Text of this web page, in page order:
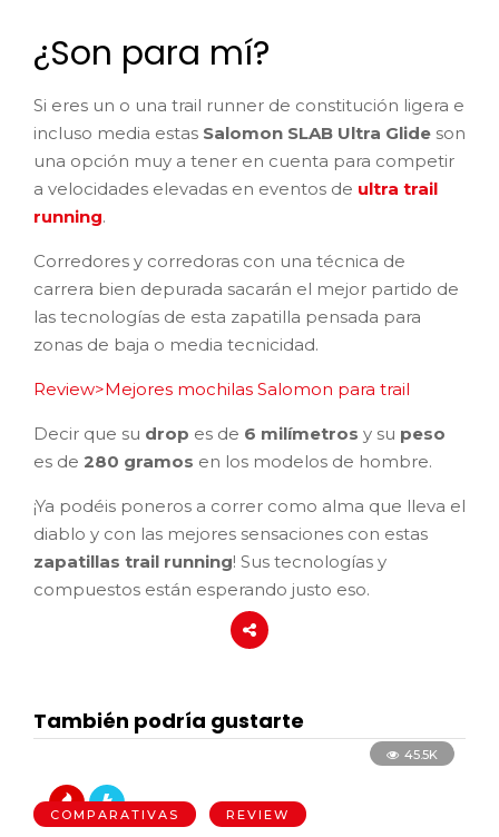
¿Son para mí?
Si eres un o una trail runner de constitución ligera e
incluso media estas Salomon SLAB Ultra Glide son
una opción muy a tener en cuenta para competir
a velocidades elevadas en eventos de ultra trail
running.
Corredores y corredoras con una técnica de
carrera bien depurada sacarán el mejor partido de
las tecnologías de esta zapatilla pensada para
zonas de baja o media tecnicidad.
Review>Mejores mochilas Salomon para trail
Decir que su drop es de 6 milímetros y su peso
es de 280 gramos en los modelos de hombre.
¡Ya podéis poneros a correr como alma que lleva el
diablo y con las mejores sensaciones con estas
zapatillas trail running! Sus tecnologías y
compuestos están esperando justo eso.
También podría gustarte
45.5K
COMPARATIVAS REVIEW